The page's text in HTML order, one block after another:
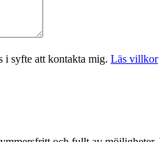
i syfte att kontakta mig. Läs villkor